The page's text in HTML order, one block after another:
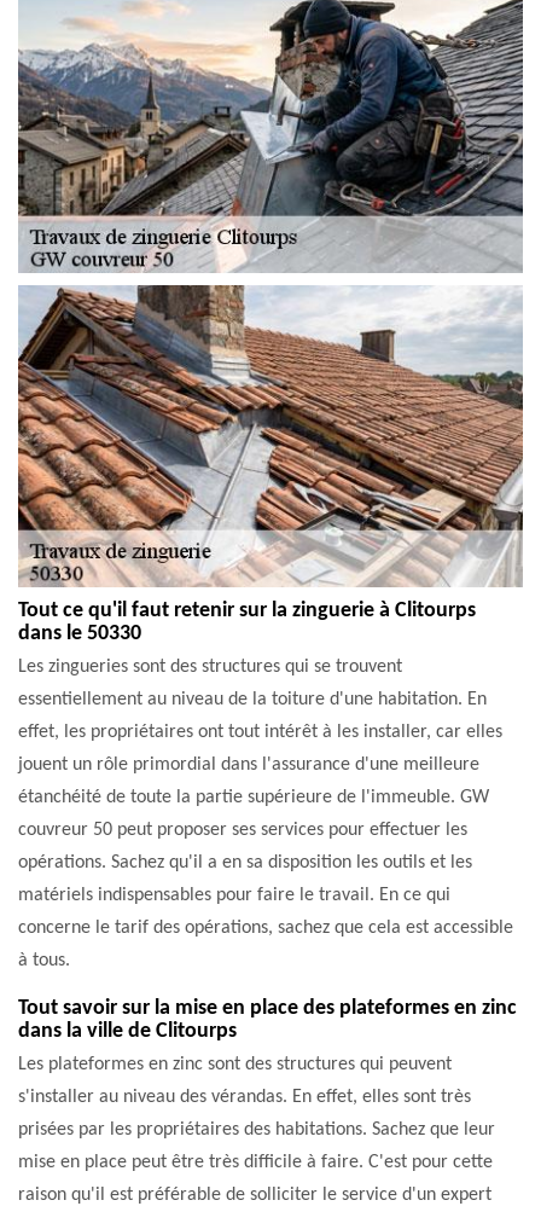
Tout ce qu'il faut retenir sur la zinguerie à Clitourps
dans le 50330
Les zingueries sont des structures qui se trouvent
essentiellement au niveau de la toiture d'une habitation. En
effet, les propriétaires ont tout intérêt à les installer, car elles
jouent un rôle primordial dans l'assurance d'une meilleure
étanchéité de toute la partie supérieure de l'immeuble. GW
couvreur 50 peut proposer ses services pour effectuer les
opérations. Sachez qu'il a en sa disposition les outils et les
matériels indispensables pour faire le travail. En ce qui
concerne le tarif des opérations, sachez que cela est accessible
à tous.
Tout savoir sur la mise en place des plateformes en zinc
dans la ville de Clitourps
Les plateformes en zinc sont des structures qui peuvent
s'installer au niveau des vérandas. En effet, elles sont très
prisées par les propriétaires des habitations. Sachez que leur
mise en place peut être très difficile à faire. C'est pour cette
raison qu'il est préférable de solliciter le service d'un expert